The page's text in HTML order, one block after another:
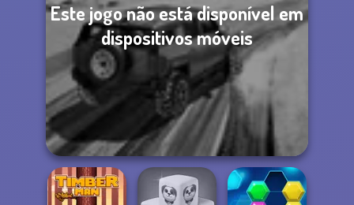
Este jogo não está disponível em
dispositivos móveis